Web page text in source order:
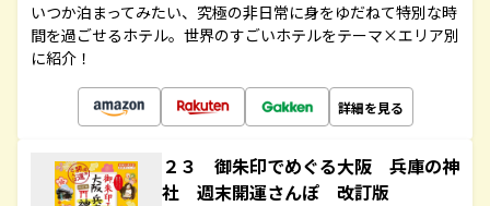
いつか泊まってみたい、究極の非日常に身をゆだねて特別な時
間を過ごせるホテル。世界のすごいホテルをテーマ×エリア別
に紹介！
詳細を見る
２３ 御朱印でめぐる大阪 兵庫の神
社 週末開運さんぽ 改訂版